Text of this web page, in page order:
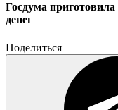
Госдума
денег
Поделиться